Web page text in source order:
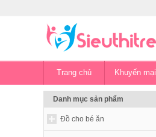
Trang chủ Khuyến mại
Danh mục sản phẩm
Đồ cho bé ăn